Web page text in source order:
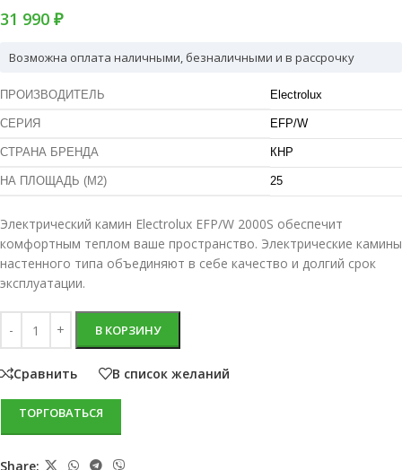
31 990 ₽
Возможна оплата наличными, безналичными и в рассрочку
ПРОИЗВОДИТЕЛЬ Electrolux
СЕРИЯ EFP/W
СТРАНА БРЕНДА КНР
НА ПЛОЩАДЬ (М2) 25
Электрический камин Electrolux EFP/W 2000S обеспечит
комфортным теплом ваше пространство. Электрические камины
настенного типа объединяют в себе качество и долгий срок
эксплуатации.
В КОРЗИНУ
Сравнить В список желаний
ТОРГОВАТЬСЯ
Share: